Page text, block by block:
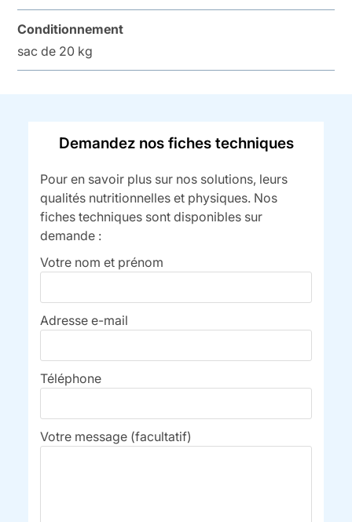
Conditionnement
sac de 20 kg
Demandez nos fiches techniques
Pour en savoir plus sur nos solutions, leurs
qualités nutritionnelles et physiques. Nos
fiches techniques sont disponibles sur
demande :
Votre nom et prénom
Adresse e-mail
Téléphone
Votre message (facultatif)